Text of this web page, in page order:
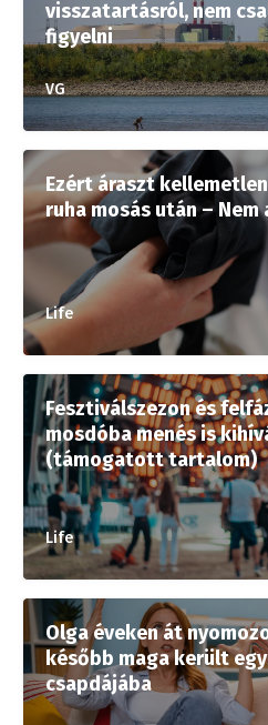
visszatartásról, nem
figyelni
VG
Ezért áraszt
ruha mosás után – Nem
Life
Fesztiválszezon és
mosdóba menés is
(támogatott tartalom)
Life
Olga éveken át
később maga került
csapdájába